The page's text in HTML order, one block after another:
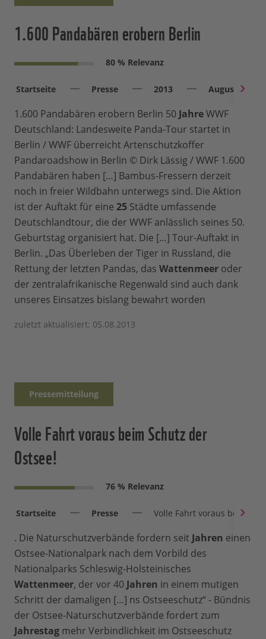
1.600 Pandabären erobern Berlin
80 % Relevanz
Startseite Presse 2013 August
1.600 Pandabären erobern Berlin 50 JahreWWF
Deutschland: Landesweite Panda-Tour startet in
Berlin / WWF überreicht Artenschutzkoffer
Pandaroadshow in Berlin © Dirk Lässig / WWF 1.600
Pandabären haben […] Bambus-Fressern derzeit
noch in freier Wildbahn unterwegs sind. Die Aktion
ist der Auftakt für eine 25 Städte umfassende
Deutschlandtour, die der WWF anlässlich seines 50.
Geburtstag organisiert hat. Die […] Tour-Auftakt in
Berlin. „Das Überleben der Tiger in Russland, die
Rettung der letzten Pandas, das Wattenmeer oder
der zentralafrikanische Regenwald sind auch dank
unseres Einsatzes bislang bewahrt worden
zuletzt aktualisiert: 05.08.2013
Pressemitteilung
Volle Fahrt voraus beim Schutz der
Ostsee!
76 % Relevanz
Startseite Presse Volle Fahrt voraus beim
. Die Naturschutzverbände fordern seit Jahren einen
Ostsee-Nationalpark nach dem Vorbild des
Nationalparks Schleswig-Holsteinisches
Wattenmeer, der vor 40 Jahren in einem mutigen
Schritt der damaligen […] ns Ostseeschutz“ - Bündnis
der Ostsee-Naturschutzverbände fordert zum
Jahrestag mehr Verbindlichkeit im Ostseeschutz